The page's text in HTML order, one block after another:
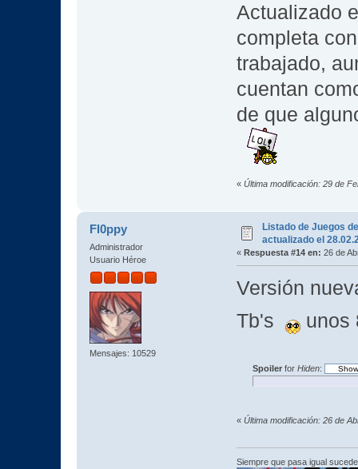
Actualizado
completa
trabajado,
cuentan
de que
« Última modificación: 29 de
Fl0ppy
Administrador
Usuario Héroe
Mensajes: 10529
Listado de Juegos
actualizado el
« Respuesta #14 en: 26 de
Versión
Tb's
unos
Spoilerfor Hiden:
« Última modificación: 26 de
Siempre que pasa igual